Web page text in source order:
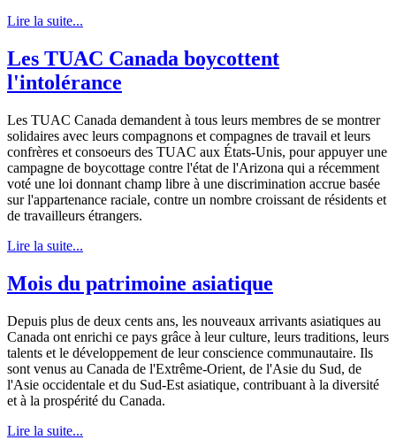
Lire la suite...
Les TUAC Canada boycottent
l'intolérance
Les TUAC Canada demandent à tous leurs membres de se montrer
solidaires avec leurs compagnons et compagnes de travail et leurs
confrères et consoeurs des TUAC aux États-Unis, pour appuyer une
campagne de boycottage contre l'état de l'Arizona qui a récemment
voté une loi donnant champ libre à une discrimination accrue basée
sur l'appartenance raciale, contre un nombre croissant de résidents et
de travailleurs étrangers.
Lire la suite...
Mois du patrimoine asiatique
Depuis plus de deux cents ans, les nouveaux arrivants asiatiques au
Canada ont enrichi ce pays grâce à leur culture, leurs traditions, leurs
talents et le développement de leur conscience communautaire. Ils
sont venus au Canada de l'Extrême-Orient, de l'Asie du Sud, de
l'Asie occidentale et du Sud-Est asiatique, contribuant à la diversité
et à la prospérité du Canada.
Lire la suite...